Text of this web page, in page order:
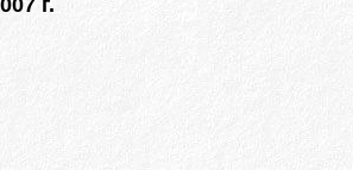
г.